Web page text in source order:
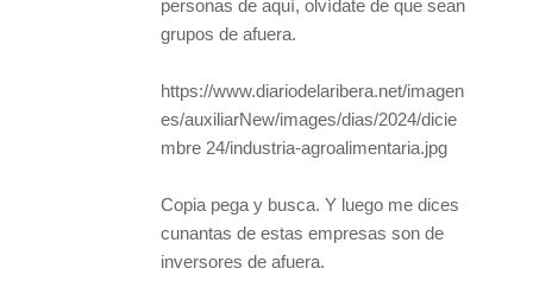
personas de aquí, olvídate de que sean
grupos de afuera.
https://www.diariodelaribera.net/imagen
es/auxiliarNew/images/dias/2024/dicie
mbre 24/industria-agroalimentaria.jpg
Copia pega y busca. Y luego me dices
cunantas de estas empresas son de
inversores de afuera.